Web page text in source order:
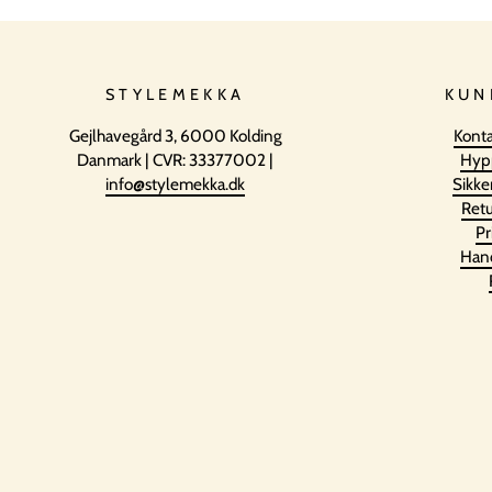
STYLEMEKKA
Gejlhavegård 3, 6000 Kolding
Danmark | CVR: 33377002 |
info@stylemekka.dk